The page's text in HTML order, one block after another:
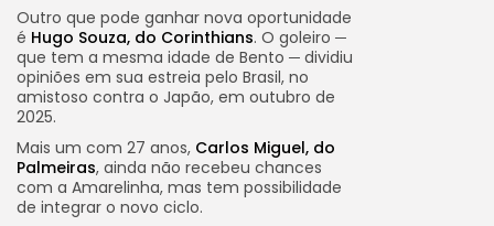
Outro que pode ganhar nova oportunidade
é Hugo Souza, do Corinthians. O goleiro ─
que tem a mesma idade de Bento ─ dividiu
opiniões em sua estreia pelo Brasil, no
amistoso contra o Japão, em outubro de
2025.
Mais um com 27 anos, Carlos Miguel, do
Palmeiras, ainda não recebeu chances
com a Amarelinha, mas tem possibilidade
de integrar o novo ciclo.